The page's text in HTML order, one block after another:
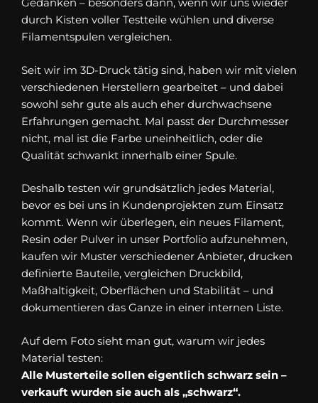
durch Kisten voller Testteile wühlen und diverse
Filamentspulen vergleichen.
Seit wir im 3D-Druck tätig sind, haben wir mit vielen
verschiedenen Herstellern gearbeitet – und dabei
sowohl sehr gute als auch eher durchwachsene
Erfahrungen gemacht. Mal passt der Durchmesser
nicht, mal ist die Farbe uneinheitlich, oder die
Qualität schwankt innerhalb einer Spule.
Deshalb testen wir grundsätzlich jedes Material,
bevor es bei uns in Kundenprojekten zum Einsatz
kommt. Wenn wir überlegen, ein neues Filament,
Resin oder Pulver in unser Portfolio aufzunehmen,
kaufen wir Muster verschiedener Anbieter, drucken
definierte Bauteile, vergleichen Druckbild,
Maßhaltigkeit, Oberflächen und Stabilität – und
dokumentieren das Ganze in einer internen Liste.
Auf dem Foto sieht man gut, warum wir jedes
Material testen:
Alle Musterteile sollen eigentlich schwarz sein –
verkauft wurden sie auch als „schwarz“.